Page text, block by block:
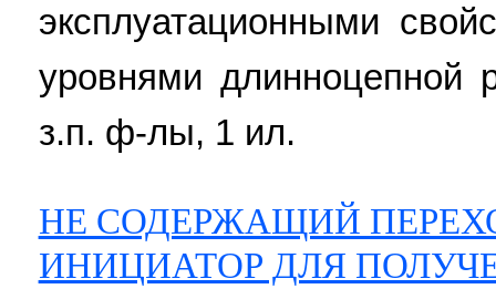
эксплуатационными
уровнями длинноцепной
з.п. ф-лы, 1 ил.
НЕ СОДЕРЖАЩИЙ
ИНИЦИАТОР ДЛЯ